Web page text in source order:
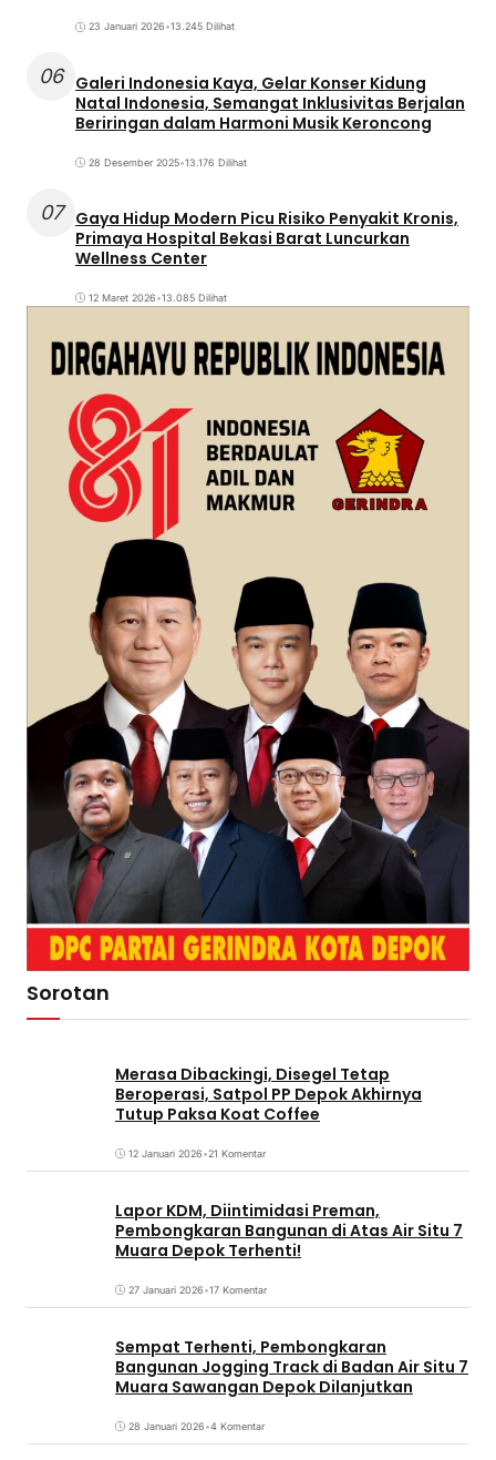
23 Januari 2026•13.245 Dilihat
06 Galeri Indonesia Kaya, Gelar Konser Kidung
Natal Indonesia, Semangat Inklusivitas Berjalan
Beriringan dalam Harmoni Musik Keroncong
28 Desember 2025•13.176 Dilihat
07
Gaya Hidup Modern Picu Risiko Penyakit Kronis,
Primaya Hospital Bekasi Barat Luncurkan
Wellness Center
12 Maret 2026•13.085 Dilihat
Sorotan
Merasa Dibackingi, Disegel Tetap
Beroperasi, Satpol PP Depok Akhirnya
Tutup Paksa Koat Coffee
12 Januari 2026•21 Komentar
Lapor KDM, Diintimidasi Preman,
Pembongkaran Bangunan di Atas Air Situ 7
Muara Depok Terhenti!
27 Januari 2026•17 Komentar
Sempat Terhenti, Pembongkaran
Bangunan Jogging Track di Badan Air Situ 7
Muara Sawangan Depok Dilanjutkan
28 Januari 2026•4 Komentar